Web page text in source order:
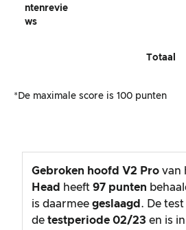
Ntenrevie
Ws
Totaal
*De maximale score is 100 punten
Gebroken hoofd V2 Pro van
Head heeft 97 punten
is daarmeegeslaagd . De
detestperiode 02/23 en is